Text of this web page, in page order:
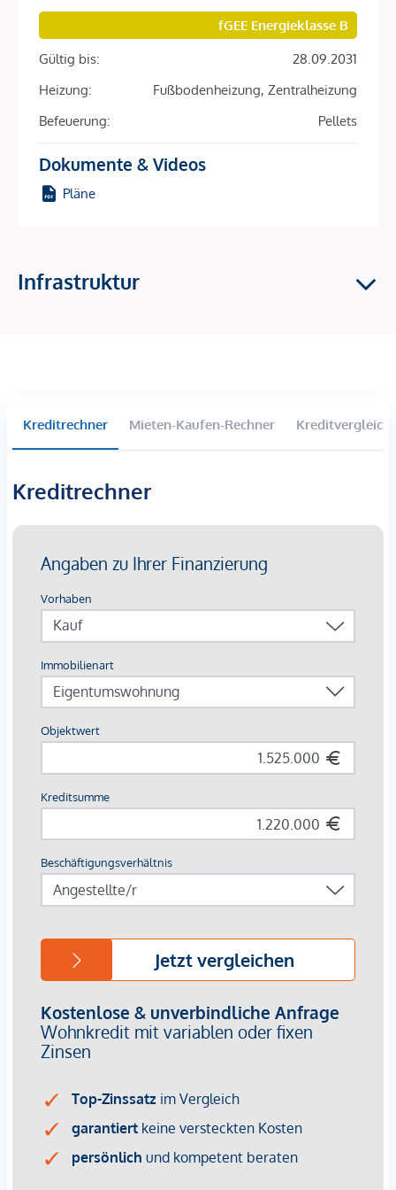
Ein weiterer kleiner Balkon direkt bei der Küche ist der
ideale Raum für Küchenkräuter aller Art.
Kirche, ausgestattet mit eigenen Badzimmern runden diese
Wohnung ab. Genießen Sie den Luxus eines kleinen
Ein Highlight des Zinshauses:
Die Dachwohnung ist das ideale Domizil, das exzellente
Immobilienunternehmen angeboten. Allfällige aus dem
gegenüber dem anbietenden Immobilienunternehmen
gemachten Angaben und Informationen lediglich
unverbindliche Vorabinformationen sind und daher ohne
Gewähr erfolgen. Der Vermittler ist als Doppelmakler tätig.
fGEE Energieklasse B
Gültig bis:
28.09.2031
Heizung:
Fußbodenheizung, Zentralheizung
Befeuerung:
Pellets
Dokumente & Videos
Pläne
Infrastruktur
Kreditrechner Mieten-Kaufen-Rechner Kreditvergleich
Kreditrechner